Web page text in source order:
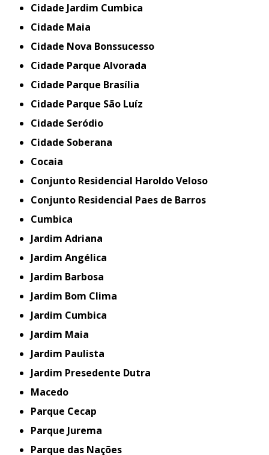
Cidade Jardim Cumbica
Cidade Maia
Cidade Nova Bonssucesso
Cidade Parque Alvorada
Cidade Parque Brasília
Cidade Parque São Luíz
Cidade Seródio
Cidade Soberana
Cocaia
Conjunto Residencial Haroldo Veloso
Conjunto Residencial Paes de Barros
Cumbica
Jardim Adriana
Jardim Angélica
Jardim Barbosa
Jardim Bom Clima
Jardim Cumbica
Jardim Maia
Jardim Paulista
Jardim Presedente Dutra
Macedo
Parque Cecap
Parque Jurema
Parque das Nações